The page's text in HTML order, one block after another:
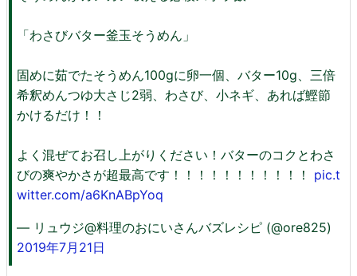
「わさびバター釜玉そうめん」
固めに茹でたそうめん100gに卵一個、バター10g、三倍
希釈めんつゆ大さじ2弱、わさび、小ネギ、あれば鰹節
かけるだけ！！
よく混ぜてお召し上がりください！バターのコクとわさ
びの爽やかさが超最高です！！！！！！！！！！！ pic.t
witter.com/a6KnABpYoq
— リュウジ@料理のおにいさんバズレシピ (@ore825)
2019年7月21日